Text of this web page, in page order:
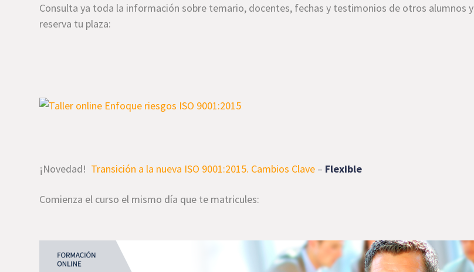
Consulta ya toda la información sobre temario, docentes, fechas y testimonios de otros alumnos y
reserva tu plaza:
¡Novedad! Transición a la nueva ISO 9001:2015. Cambios Clave – Flexible
Comienza el curso el mismo día que te matricules: